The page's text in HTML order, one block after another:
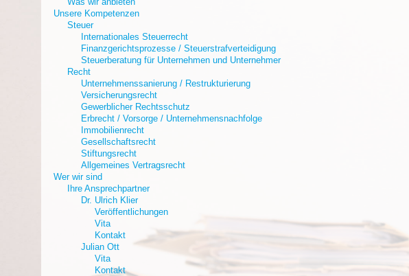
Unsere Kompetenzen
Steuer
Internationales Steuerrecht
Finanzgerichtsprozesse / Steuerstrafverteidigung
Steuerberatung für Unternehmen und Unternehmer
Recht
Unternehmenssanierung / Restrukturierung
Versicherungsrecht
Gewerblicher Rechtsschutz
Erbrecht / Vorsorge / Unternehmensnachfolge
Immobilienrecht
Gesellschaftsrecht
Stiftungsrecht
Allgemeines Vertragsrecht
Wer wir sind
Ihre Ansprechpartner
Dr. Ulrich Klier
Veröffentlichungen
Vita
Kontakt
Julian Ott
Vita
Kontakt